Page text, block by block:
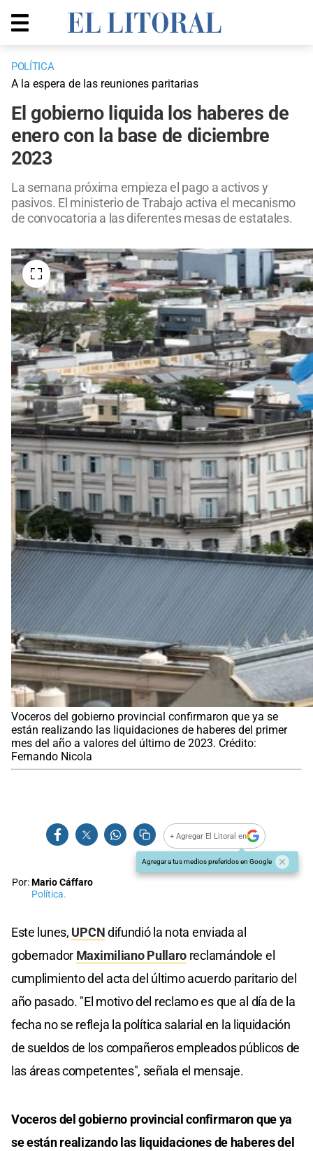
POLÍTICA
A la espera de las reuniones paritarias
El gobierno liquida los haberes de
enero con la base de diciembre
2023
La semana próxima empieza el pago a activos y
pasivos. El ministerio de Trabajo activa el mecanismo
de convocatoria a las diferentes mesas de estatales.
Voceros del gobierno provincial confirmaron que ya se
están realizando las liquidaciones de haberes del primer
mes del año a valores del último de 2023. Crédito:
Fernando Nicola
+ Agregar El Litoral en
Agregar a tus medios preferidos en Google
Por:Mario Cáffaro
Política.
Este lunes, UPCNdifundió la nota enviada al
gobernador Maximiliano Pullaro reclamándole el
cumplimiento del acta del último acuerdo paritario del
año pasado. "El motivo del reclamo es que al día de la
fecha no se refleja la política salarial en la liquidación
de sueldos de los compañeros empleados públicos de
las áreas competentes", señala el mensaje.
Voceros del gobierno provincial confirmaron que ya
se están realizando las liquidaciones de haberes del